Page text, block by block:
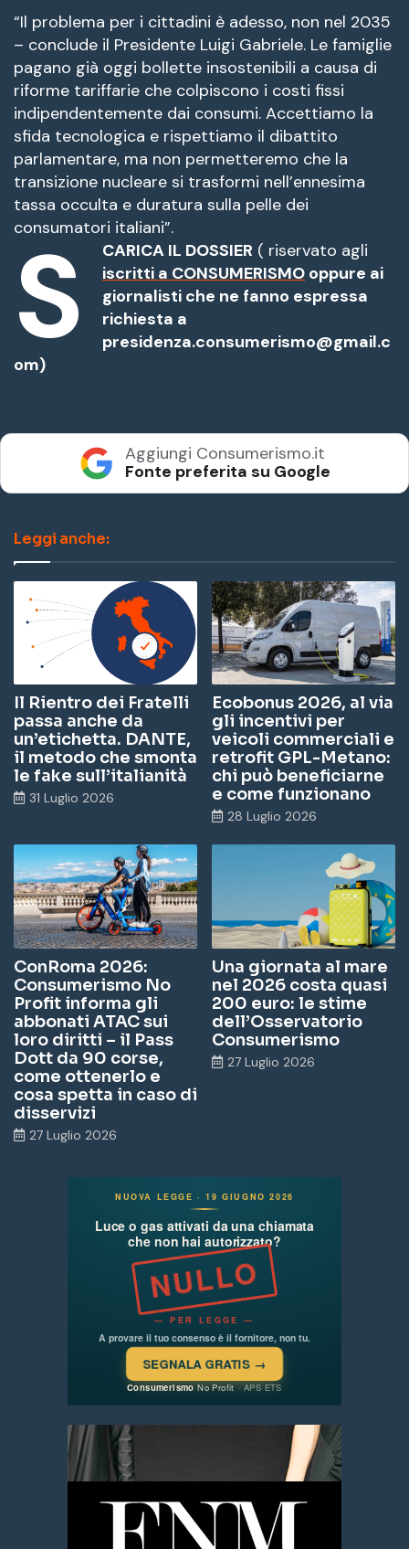
“Il problema per i cittadini è adesso, non nel 2035
– conclude il Presidente Luigi Gabriele. Le famiglie
pagano già oggi bollette insostenibili a causa di
riforme tariffarie che colpiscono i costi fissi
indipendentemente dai consumi. Accettiamo la
sfida tecnologica e rispettiamo il dibattito
parlamentare, ma non permetteremo che la
transizione nucleare si trasformi nell’ennesima
tassa occulta e duratura sulla pelle dei
consumatori italiani”.
S CARICA IL DOSSIER ( riservato agli
iscritti a CONSUMERISMO oppure ai
giornalisti che ne fanno espressa
richiesta a
presidenza.consumerismo@gmail.c
om)
Aggiungi Consumerismo.it
Fonte preferita su Google
Leggi anche:
Il Rientro dei Fratelli
passa anche da
un’etichetta. DANTE,
il metodo che smonta
le fake sull’italianità
31 Luglio 2026
Ecobonus 2026, al via
gli incentivi per
veicoli commerciali e
retrofit GPL-Metano:
chi può beneficiarne
e come funzionano
28 Luglio 2026
ConRoma 2026:
Consumerismo No
Profit informa gli
abbonati ATAC sui
loro diritti – il Pass
Dott da 90 corse,
come ottenerlo e
cosa spetta in caso di
disservizi
27 Luglio 2026
Una giornata al mare
nel 2026 costa quasi
200 euro: le stime
dell’Osservatorio
Consumerismo
27 Luglio 2026